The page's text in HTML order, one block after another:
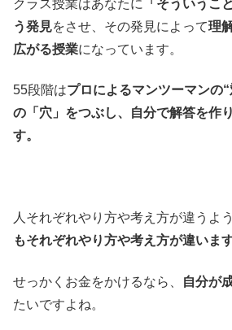
クラス授業はあなたに
「そういうこ
う発見をさせ、その発見によって理
広がる授業になっています。
55段階はプロによるマンツーマンの
の「穴」をつぶし、自分で解答を作
す。
人それぞれやり方や考え方が違うよう
もそれぞれやり方や考え方が違います
せっかくお金をかけるなら、 自分が
たいですよね。